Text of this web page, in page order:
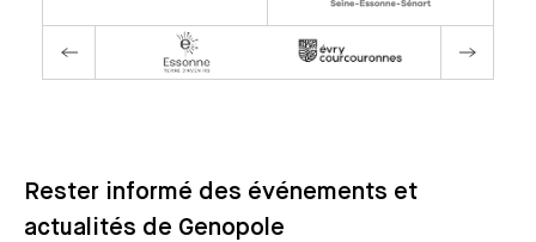
Rester informé des événements et
actualités de Genopole